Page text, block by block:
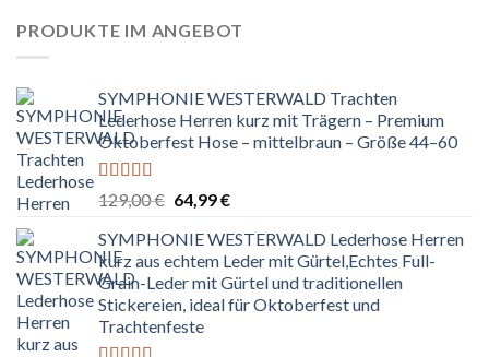
PRODUKTE IM ANGEBOT
SYMPHONIE WESTERWALD Trachten
Lederhose Herren kurz mit Trägern – Premium
Oktoberfest Hose – mittelbraun – Größe 44–60
Bewertet
5.00
5
129,00€ Ursprünglicher
war:
129,00 €
64,99€Aktueller
ist:
64,99 €.
SYMPHONIE WESTERWALD Lederhose Herren
kurz aus echtem Leder mit Gürtel,Echtes Full-
Grain-Leder mit Gürtel und traditionellen
Stickereien, ideal für Oktoberfest und
Trachtenfeste